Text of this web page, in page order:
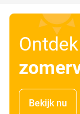
Bekijk nu